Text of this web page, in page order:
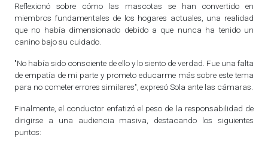
Reflexionó sobre cómo las mascotas se han convertido en
miembros fundamentales de los hogares actuales, una realidad
que no había dimensionado debido a que nunca ha tenido un
canino bajo su cuidado.
"No había sido consciente de ello y lo siento de verdad. Fue una falta
de empatía de mi parte y prometo educarme más sobre este tema
para no cometer errores similares", expresó Sola ante las cámaras.
Finalmente, el conductor enfatizó el peso de la responsabilidad de
dirigirse a una audiencia masiva, destacando los siguientes
puntos: